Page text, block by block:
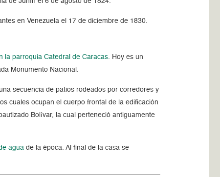
en Venezuela el 17 de diciembre de 1830.
la parroquia Catedral de Caracas . Hoy es un
Monumento Nacional.
secuencia de patios rodeados por corredores y
los cuales ocupan el cuerpo frontal de la edificación
Bolívar, la cual perteneció antiguamente
agua de la época. Al final de la casa se